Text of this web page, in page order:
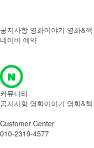
공지사항 영화이야기 영화&책
네이버 예약
커뮤니티
공지사항 영화이야기 영화&책
Customer Center
010-2319-4577